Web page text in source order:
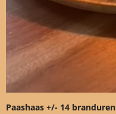
Paashaas +/- 14 branduren